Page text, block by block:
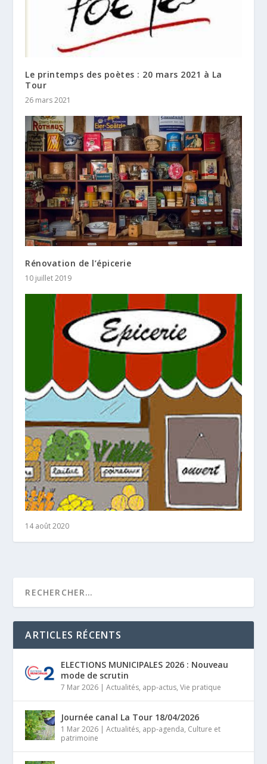
Le printemps des poètes : 20 mars 2021 à La
Tour
26 mars 2021
Rénovation de l’épicerie
10 juillet 2019
14 août 2020
ARTICLES RÉCENTS
ELECTIONS MUNICIPALES 2026 : Nouveau
mode de scrutin
7 Mar 2026 |Actualités, app-actus,Vie pratique
Journée canal La Tour 18/04/2026
1 Mar 2026 |Actualités, app-agenda, Culture et
patrimoine